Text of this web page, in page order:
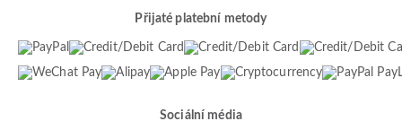
Přijaté platební metody
Sociální média